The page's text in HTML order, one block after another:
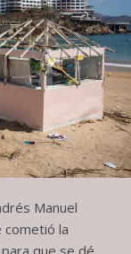
Manuel
la
que se dé